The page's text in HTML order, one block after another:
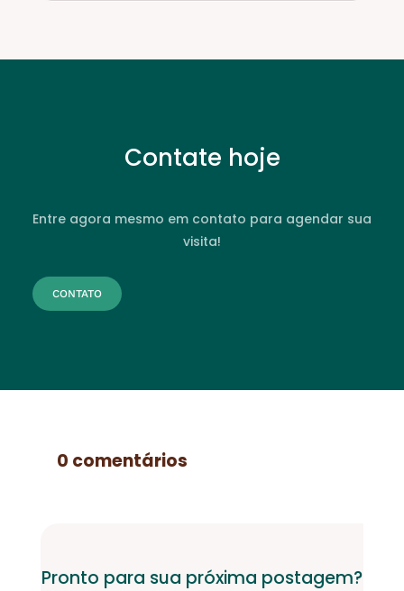
Contate hoje
Entre agora mesmo em contato para agendar sua
visita!
CONTATO
0 comentários
Pronto para sua próxima postagem?